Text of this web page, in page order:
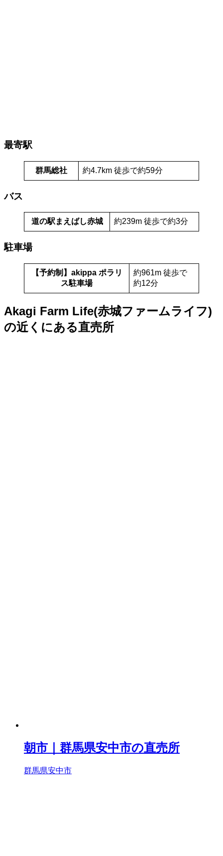
最寄駅
群馬総社 約4.7km 徒歩で約59分
バス
道の駅まえばし赤城 約239m 徒歩で約3分
駐車場
【予約制】akippa ポラリ
ス駐車場
約961m 徒歩で
約12分
Akagi Farm Life(赤城ファームライフ)
の近くにある直売所
朝市｜群馬県安中市の直売所
群馬県安中市